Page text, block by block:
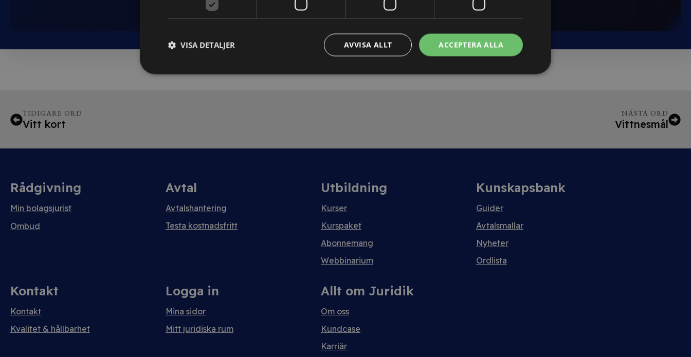
TIDIGARE ORD
Vitt kort
NÄSTA ORD
Vittnesmål
Rådgivning
Min bolagsjurist
Ombud
Avtal
Avtalshantering
Testa kostnadsfritt
Utbildning
Kurser
Kurspaket
Abonnemang
Webbinarium
Kunskapsbank
Guider
Avtalsmallar
Nyheter
Ordlista
Kontakt
Kontakt
Kvalitet & hållbarhet
Logga in
Mina sidor
Mitt juridiska rum
Allt om Juridik
Om oss
Kundcase
Karriär
ACCEPTERA ALLA
AVVISA ALLT
VISA DETALJER